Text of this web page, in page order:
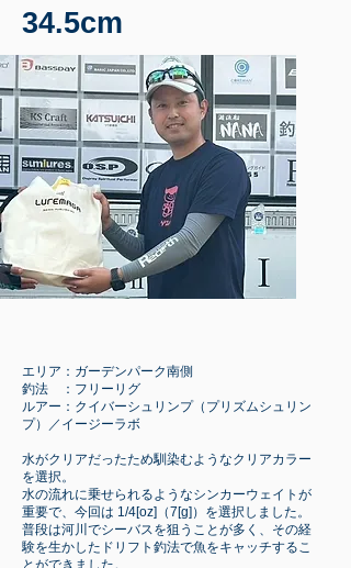
34.5cm
エリア：ガーデンパーク南側
釣法 ：フリーリグ
ルアー：クイバーシュリンプ（プリズムシュリン
プ）／イージーラボ
水がクリアだったため馴染むようなクリアカラー
を選択。
水の流れに乗せられるようなシンカーウェイトが
重要で、今回は 1/4[oz]（7[g]）を選択しました。
普段は河川でシーバスを狙うことが多く、その経
験を生かしたドリフト釣法で魚をキャッチするこ
とができました。